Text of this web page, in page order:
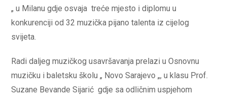
„ u Milanu gdje osvaja treće mjesto i diplomu u
konkurenciji od 32 muzička pijano talenta iz cijelog
svijeta.
Radi daljeg muzičkog usavršavanja prelazi u Osnovnu
muzičku i baletsku školu „ Novo Sarajevo „, u klasu Prof.
Suzane Bevande Sijarić gdje sa odličnim uspjehom